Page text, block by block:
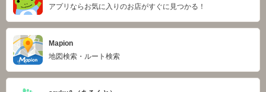
アプリならお気に入りのお店がすぐに見つかる！
Mapion
地図検索・ルート検索